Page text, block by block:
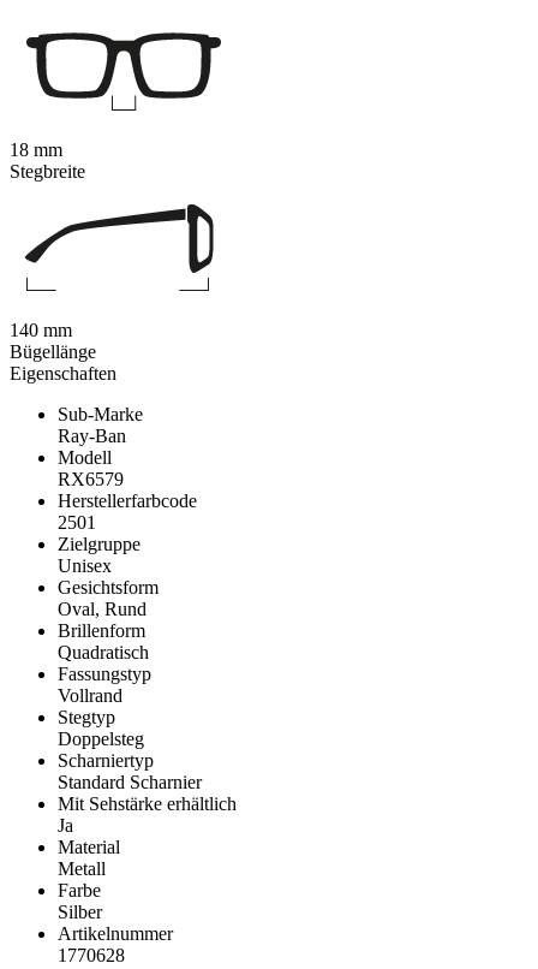
Eigenschaften
Sub-Marke
Ray-Ban
Modell
RX6579
Herstellerfarbcode
2501
Zielgruppe
Unisex
Gesichtsform
Oval, Rund
Brillenform
Quadratisch
Fassungstyp
Vollrand
Stegtyp
Doppelsteg
Scharniertyp
Standard Scharnier
Mit Sehstärke erhältlich
Ja
Material
Metall
Farbe
Silber
Artikelnummer
1770628
18 mm
Stegbreite
140 mm
Bügellänge